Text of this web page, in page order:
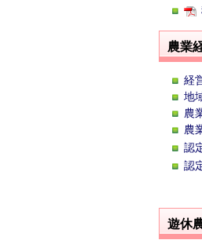
農業
経
地
農
農
認
認
遊休